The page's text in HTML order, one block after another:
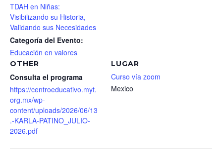
TDAH en Niñas:
Visibilizando su Historia,
Validando sus Necesidades
Categoría del Evento:
Educación en valores
LUGAR
Curso vía zoom
Mexico
OTHER
Consulta el programa
https://centroeducativo.myt.
org.mx/wp-
content/uploads/2026/06/13
.-KARLA-PATINO_JULIO-
2026.pdf